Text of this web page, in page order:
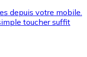
depuis votre mobile.
toucher suffit